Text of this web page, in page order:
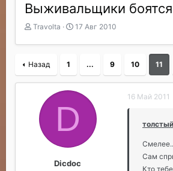
Выживальщики
А
т
р
Travolta
Д
т
ч
л
а
17 Авг 2010
Назад 1 ... 9 10 11
D
Dicdoc
16 Май 2011
Смелее..
Сам
Кто